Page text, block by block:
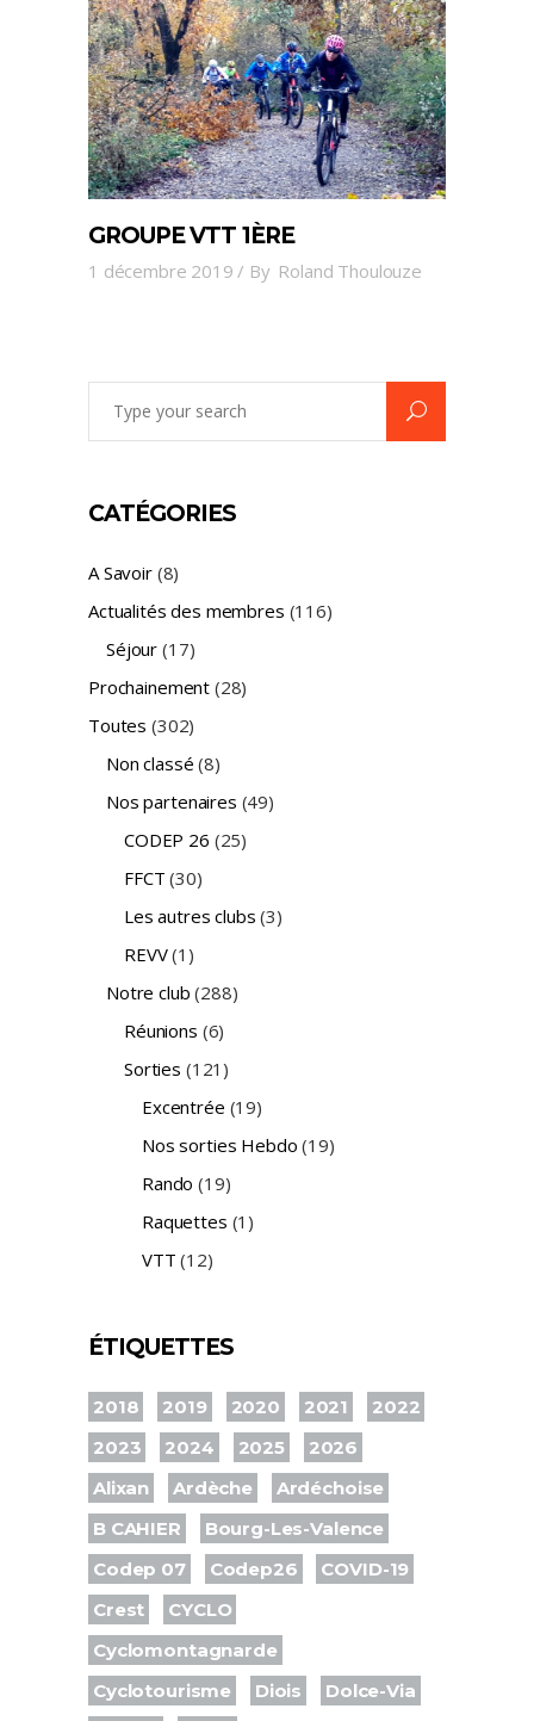
GROUPE VTT 1ÈRE
1 décembre 2019 By Roland Thoulouze
CATÉGORIES
A Savoir(8)
Actualités des membres (116)
Séjour (17)
Prochainement (28)
Toutes (302)
Non classé (8)
Nos partenaires (49)
CODEP 26 (25)
FFCT (30)
Les autres clubs (3)
REVV(1)
Notre club (288)
Réunions (6)
Sorties (121)
Excentrée (19)
Nos sorties Hebdo (19)
Rando (19)
Raquettes (1)
VTT (12)
ÉTIQUETTES
2018 2019 2020 2021
2022
2023
2024 2025
2026
Alixan
Ardèche
Ardéchoise
B CAHIER
Bourg-Les-Valence
Codep 07
Codep26
COVID-19
Crest
CYCLO
Cyclomontagnarde
Cyclotourisme
Diois
Dolce-Via